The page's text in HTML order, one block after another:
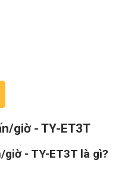
giờ - TY-ET3T
- TY-ET3T là gì?